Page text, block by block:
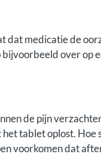
dat medicatie de
over op
de pijn
tablet oplost.
voorkomen dat